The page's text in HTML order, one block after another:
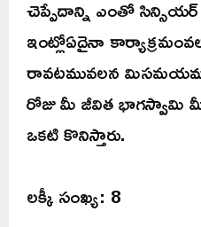
చెప్పేదాన్ని ఎంతో
ఇంట్లోఏదైనా
రావటమువలన
రోజు మీ జీవిత భాగస్వామి
ఒకటి కొనిస్తారు.
లక్కీ సంఖ్య: 8